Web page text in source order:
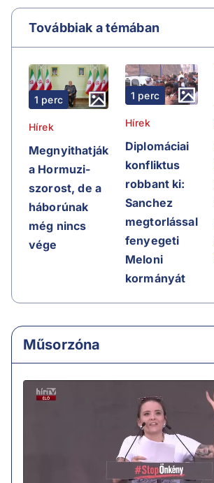
Továbbiak a témában
1 perc
Hírek
Megnyithatják
a Hormuzi-
szorost, de a
háborúnak
még nincs
vége
1 perc
Hírek
Diplomáciai
konfliktus
robbant ki:
Sanchez
megtorlással
fenyegeti
Meloni
kormányát
Műsorzóna